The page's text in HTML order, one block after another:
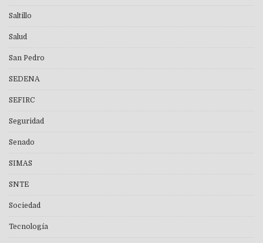
Saltillo
Salud
San Pedro
SEDENA
SEFIRC
Seguridad
Senado
SIMAS
SNTE
Sociedad
Tecnología